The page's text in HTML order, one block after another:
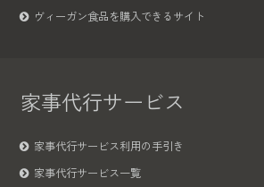
ヴィーガン食品を購入できるサイト
家事代行サービス
家事代行サービス利用の手引き
家事代行サービス一覧